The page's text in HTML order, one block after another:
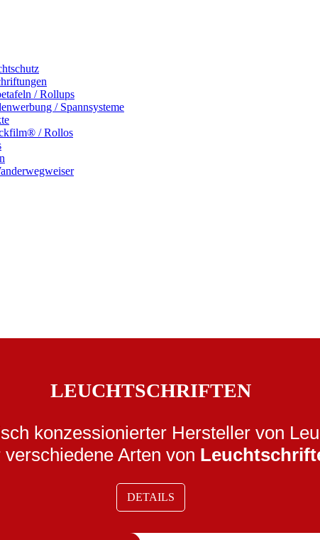
/ Rollups
/ Spannsysteme
/ Rollos
LEUCHTSCHRIFTEN
konzessionierter Hersteller von
Arten von
DETAILS